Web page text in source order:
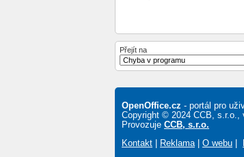
Přejít na
OpenOffice.cz - portál pro
Copyright © 2024 CCB, s.r.o.,
Provozuje CCB, s.r.o.
Kontakt
Reklama| O webu